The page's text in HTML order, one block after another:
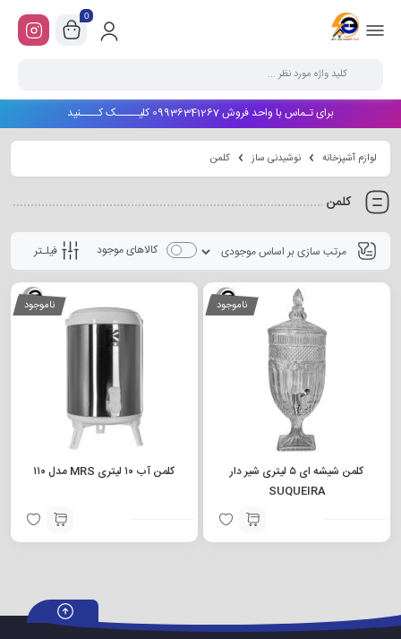
0
برای تـماس با واحد فروش 09936341267 کلیـــــک کــــنید
لوازم آشپزخانه نوشیدنی ساز کلمن
کلمن
فیلـتر کالاهای موجود
ناموجود
کلمن شیشه ای ۵ لیتری شیر دار
SUQUEIRA
ناموجود
کلمن آب ۱۰ لیتری MRS مدل ۱۱۰